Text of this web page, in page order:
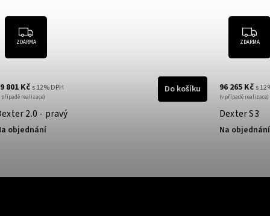
ZDARMA
2.0 - pravý
objednání
801 Kč s 12% DPH
případě realizace)
Do košíku
ZDARMA
Dexter S3
Na objednání
96 265 Kč s
(v případě realizace)